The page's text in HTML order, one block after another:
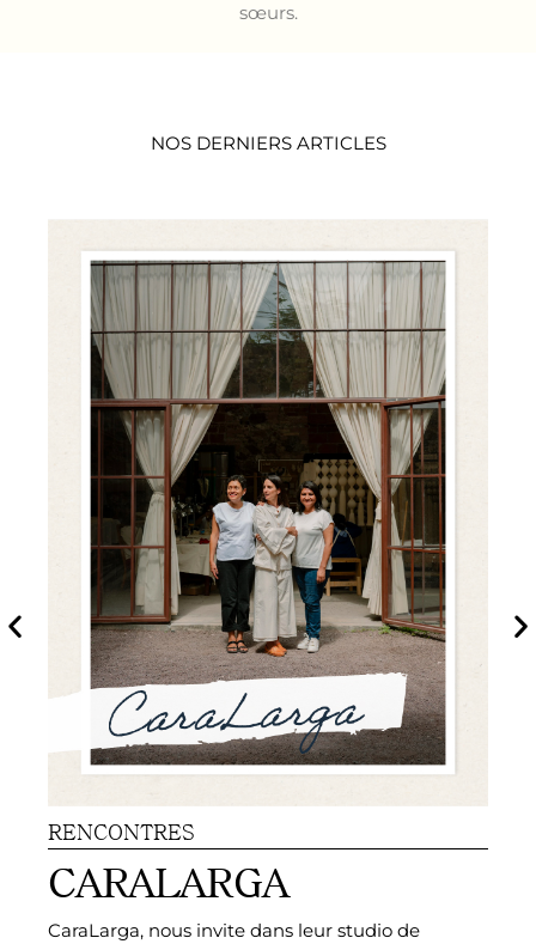
sœurs.
NOS DERNIERS ARTICLES
RENCONTRES
CARALARGA
CaraLarga, nous invite dans leur studio de